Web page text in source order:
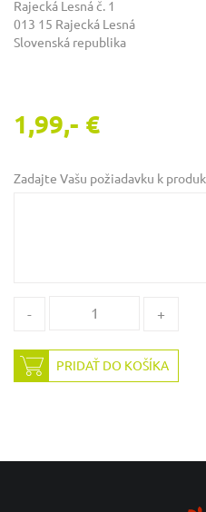
Rajecká Lesná č. 1
013 15 Rajecká Lesná
Slovenská republika
1,99,- €
Zadajte Vašu požiadavku k
- +
PRIDAŤ DO KOŠÍKA